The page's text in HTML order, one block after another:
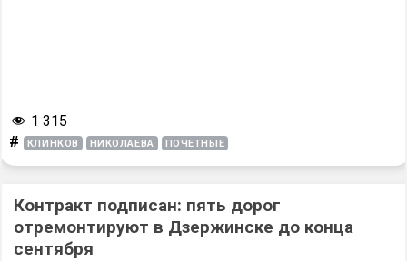
1 315
# КЛИНКОВ НИКОЛАЕВА ПОЧЕТНЫЕ
Контракт подписан: пять дорог
отремонтируют в Дзержинске до конца
сентября